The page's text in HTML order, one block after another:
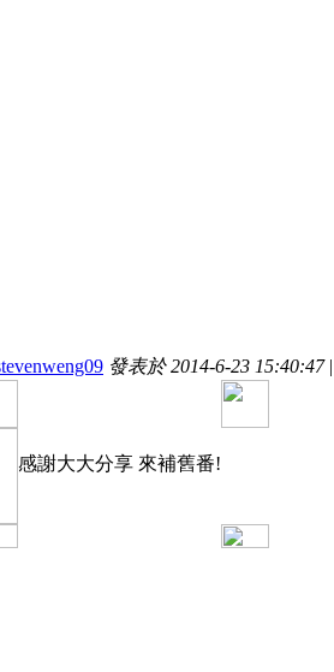
發表於 2014-6-23 15:40:47 |
感謝大大分享 來補舊番!